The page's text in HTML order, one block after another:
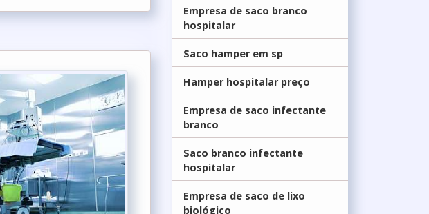
Empresa de saco branco
hospitalar
Saco hamper em sp
Hamper hospitalar preço
Empresa de saco infectante
branco
Saco branco infectante
hospitalar
Empresa de saco de lixo
biológico